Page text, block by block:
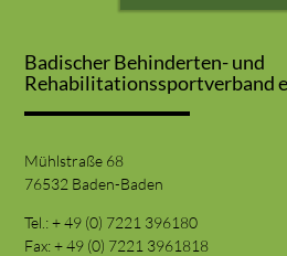
Badischer Behinderten- und
Rehabilitationssportverband
Mühlstraße 68
76532 Baden-Baden
Tel.: + 49 (0) 7221 396180
Fax: + 49 (0) 7221 3961818